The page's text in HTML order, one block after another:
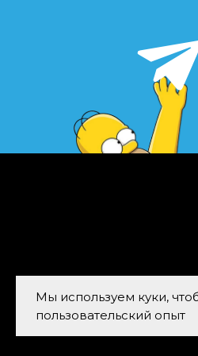
Мы используем куки,
пользовательский опыт